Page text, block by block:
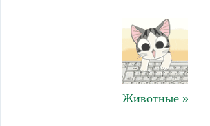
Животные »